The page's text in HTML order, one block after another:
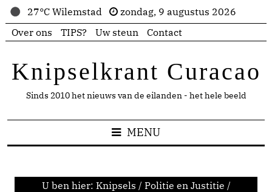
27°C Wilemstad
zondag, 9 augustus 2026
Over ons
TIPS? Uw steun Contact
Knipselkrant Curacao
Sinds 2010 het nieuws van de eilanden - het hele beeld
MENU
U ben hier: Knipsels / Politie en Justitie /